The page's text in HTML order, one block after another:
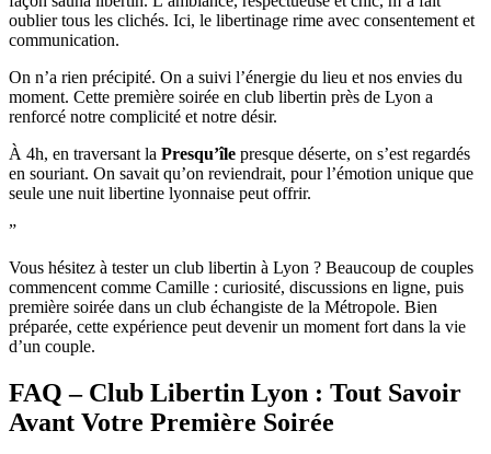
oublier tous les clichés. Ici, le libertinage rime avec consentement et
communication.
On n’a rien précipité. On a suivi l’énergie du lieu et nos envies du
moment. Cette première soirée en club libertin près de Lyon a
renforcé notre complicité et notre désir.
À 4h, en traversant la Presqu’île presque déserte, on s’est regardés
en souriant. On savait qu’on reviendrait, pour l’émotion unique que
seule une nuit libertine lyonnaise peut offrir.
”
Vous hésitez à tester un club libertin à Lyon ? Beaucoup de couples
commencent comme Camille : curiosité, discussions en ligne, puis
première soirée dans un club échangiste de la Métropole. Bien
préparée, cette expérience peut devenir un moment fort dans la vie
d’un couple.
FAQ – Club Libertin Lyon : Tout Savoir
Avant Votre Première Soirée